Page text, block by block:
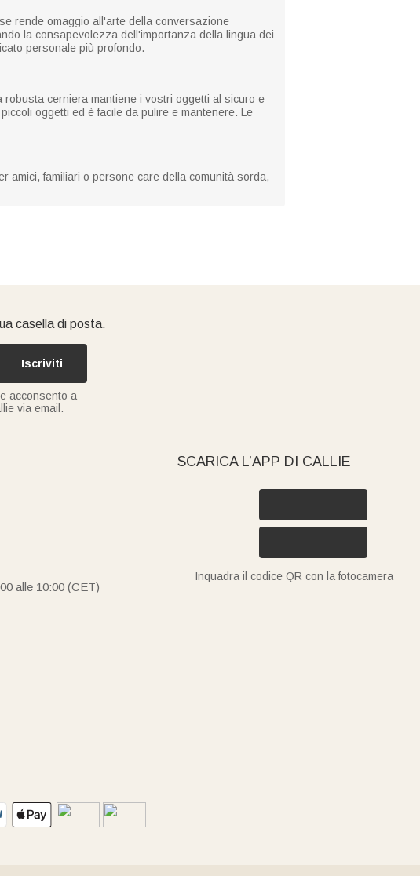
rende omaggio all'arte della conversazione
la consapevolezza dell'importanza della lingua dei
personale più profondo.
cerniera mantiene i vostri oggetti al sicuro e
oggetti ed è facile da pulire e mantenere. Le
amici, familiari o persone care della comunità sorda,
casella di posta.
Iscriviti
e acconsento a
via email.
alle 10:00 (CET)
SCARICA L’APP DI CALLIE
Inquadra il codice QR con la fotocamera